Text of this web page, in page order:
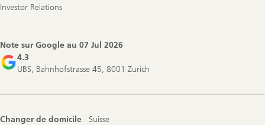
Investor Relations
Note sur Google au 07 Jul 2026
4.3
UBS, Bahnhofstrasse 45, 8001 Zurich
Changer de domicile
Suisse